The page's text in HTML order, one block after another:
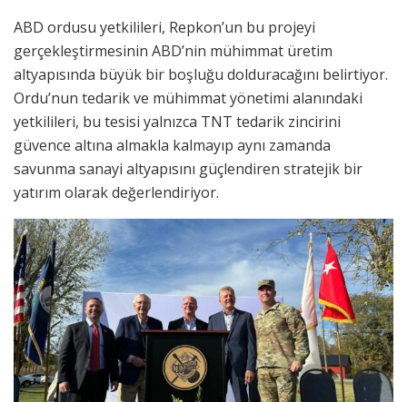
ABD ordusu yetkilileri, Repkon’un bu projeyi
gerçekleştirmesinin ABD’nin mühimmat üretim
altyapısında büyük bir boşluğu dolduracağını belirtiyor.
Ordu’nun tedarik ve mühimmat yönetimi alanındaki
yetkilileri, bu tesisi yalnızca TNT tedarik zincirini
güvence altına almakla kalmayıp aynı zamanda
savunma sanayi altyapısını güçlendiren stratejik bir
yatırım olarak değerlendiriyor.